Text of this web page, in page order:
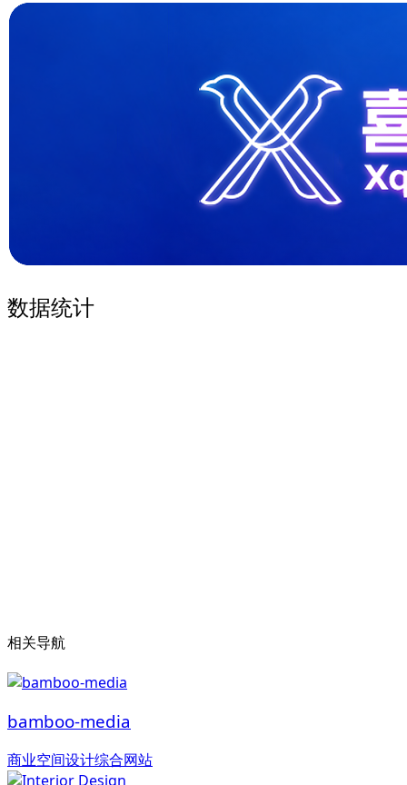
数据统计
相关导航
bamboo-media
商业空间设计综合网站